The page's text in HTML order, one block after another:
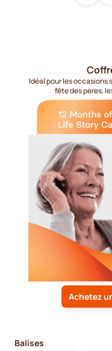
Idéal pour les occasions
fête des pères,
Achetez
Balises